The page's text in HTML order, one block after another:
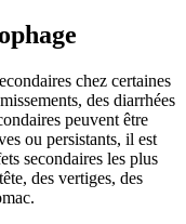
chez certaines
des diarrhées
peuvent être
ou persistants, il est
secondaires les plus
des vertiges, des